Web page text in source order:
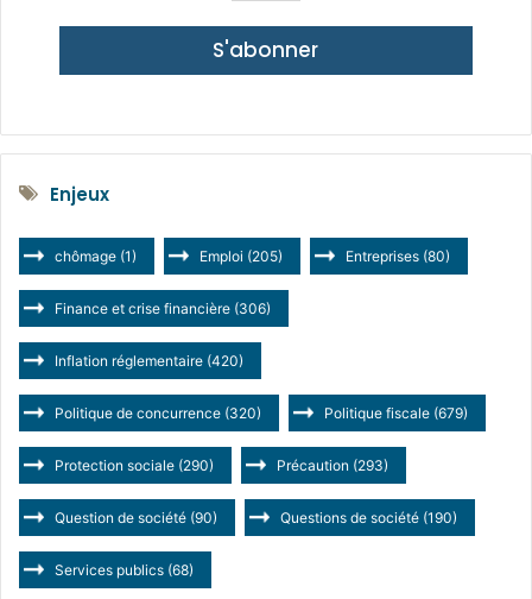
S'abonner
Enjeux
chômage (1) Emploi (205) Entreprises (80)
Finance et crise financière (306)
Inflation réglementaire (420)
Politique de concurrence (320) Politique fiscale (679)
Protection sociale (290) Précaution (293)
Question de société (90) Questions de société (190)
Services publics (68)